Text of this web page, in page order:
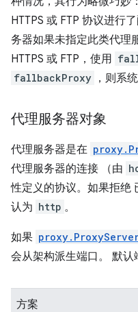
HTTPS 或 FTP 协议进行
务器如果未指定此类代理
HTTPS 或 FTP，使用
fallbackProxy ，则系
代理服务器对象
代理服务器是在
代理服务器的连接 （由
性定义的协议。如果拒绝
认为 http 。
如果
会从架构派生端口。 默认
方案